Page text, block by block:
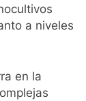
a niveles
en la